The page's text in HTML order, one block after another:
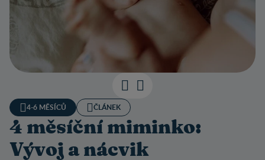
4-6 MĚSÍCŮ ČLÁNEK
4 měsíční miminko:
Vývoj a nácvik